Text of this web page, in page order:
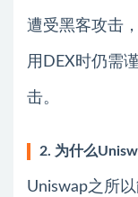
遭受黑客攻击
用DEX时仍需
击。
2. 为什么
Uniswap之所